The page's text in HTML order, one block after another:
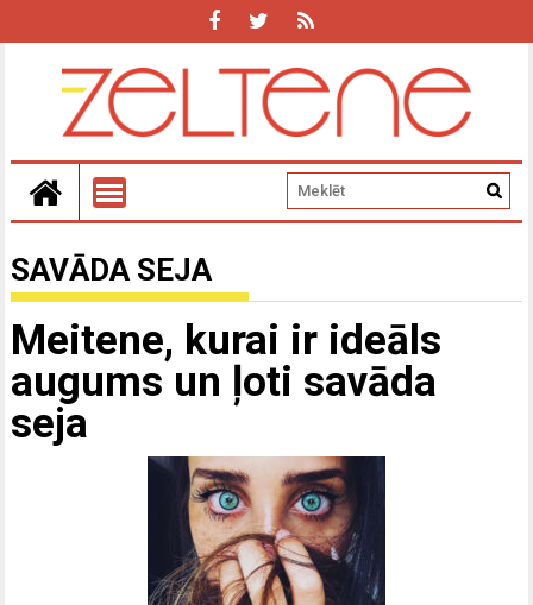
SAVĀDA SEJA
Meitene, kurai ir ideāls
augums un ļoti savāda
seja